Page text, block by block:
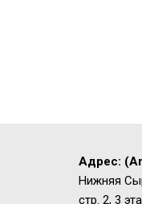
Адрес:
Нижняя
стр. 2, 3